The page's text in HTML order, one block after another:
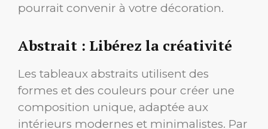
pourrait convenir à votre décoration.
Abstrait : Libérez la créativité
Les tableaux abstraits utilisent des
formes et des couleurs pour créer une
composition unique, adaptée aux
intérieurs modernes et minimalistes. Par